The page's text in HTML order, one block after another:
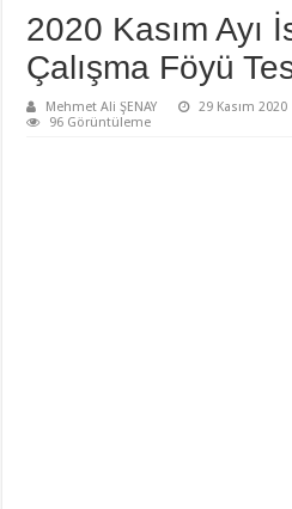
Matematik 4.Ünite Örnek Sorular
Matematik 3.Ünite Örnek Sorular
Matematik 2.Ünite Örnek Sorular
2020 Kasım Ayı
Çalışma Föyü
Mehmet Ali ŞENAY 29 Kasım 2020
96 Görüntüleme